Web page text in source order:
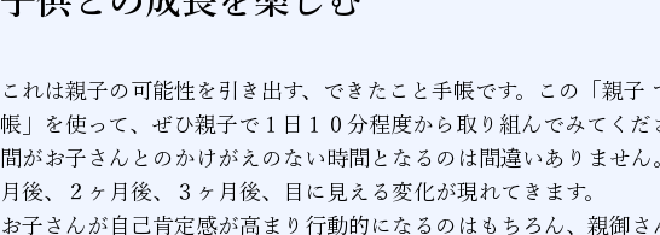
これは親子の可能性を引き出す、できたこと手帳です。この「親子
帳」を使って、ぜひ親子で１日１０分程度から取り組んでみてくだ
間がお子さんとのかけがえのない時間となるのは間違いありません
月後、２ヶ月後、３ヶ月後、目に見える変化が現れてきます。
お子さんが自己肯定感が高まり行動的になるのはもちろん、親御さ